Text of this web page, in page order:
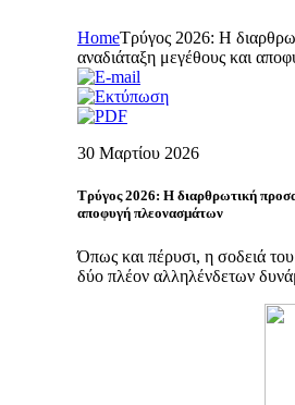
HomeΤρύγος 2026: Η
αναδιάταξη μεγέθους και
30 Μαρτίου 2026
Τρύγος 2026: Η διαρθρωτική
αποφυγή πλεονασμάτων
Όπως και πέρυσι, η σοδειά
δύο πλέον αλληλένδετων